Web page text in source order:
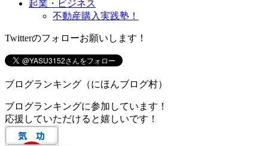
起業・ビジネス
不動産購入実践塾！
Twitterのフォローお願いします！
ブログランキング（にほんブログ村）
ブログランキングに参加しています！
応援していただけると嬉しいです！